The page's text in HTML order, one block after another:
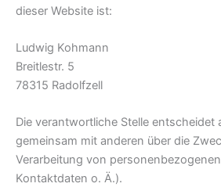
dieser Website ist:
Ludwig Kohmann
Breitlestr. 5
78315 Radolfzell
Die verantwortliche Stelle entscheidet
gemeinsam mit anderen über die
Verarbeitung von
Kontaktdaten o. Ä.).